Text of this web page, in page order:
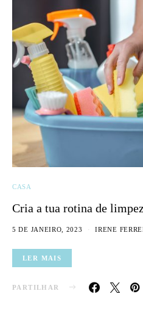
CASA
Cria a tua rotina de
5 DE JANEIRO, 2023 IRENE
LER MAIS
PARTILHAR